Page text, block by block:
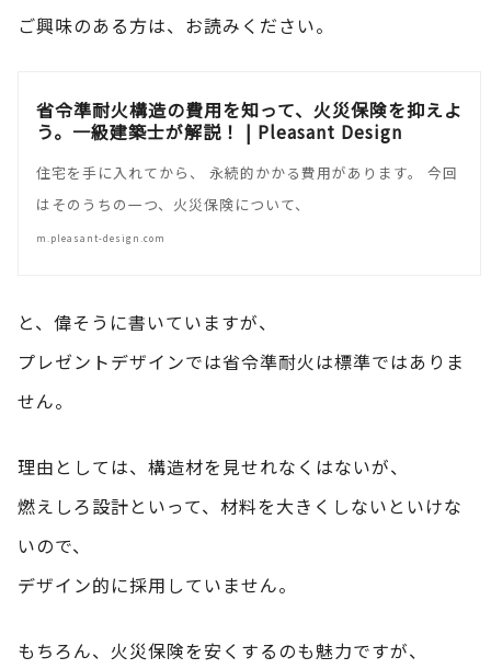
ご興味のある方は、お読みください。
省令準耐火構造の費用を知って、火災保険を抑えよ
う。一級建築士が解説！ | Pleasant Design
住宅を手に入れてから、 永続的かかる費用があります。 今回
はそのうちの一つ、火災保険について、
m.pleasant-design.com
と、偉そうに書いていますが、
プレゼントデザインでは省令準耐火は標準ではありま
せん。
理由としては、構造材を見せれなくはないが、
燃えしろ設計といって、材料を大きくしないといけな
いので、
デザイン的に採用していません。
もちろん、火災保険を安くするのも魅力ですが、